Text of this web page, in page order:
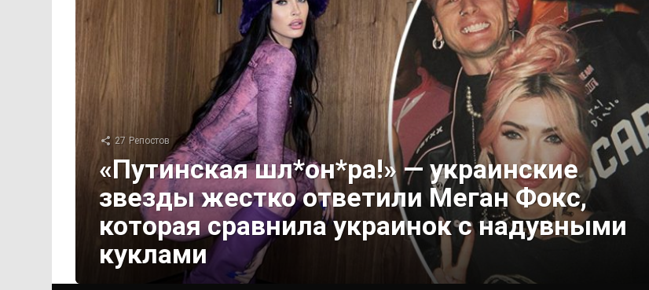
27 Репостов
«Путинская шл*он*ра!» — украинские
звезды жестко ответили Меган Фокс,
которая сравнила украинок с надувными
куклами